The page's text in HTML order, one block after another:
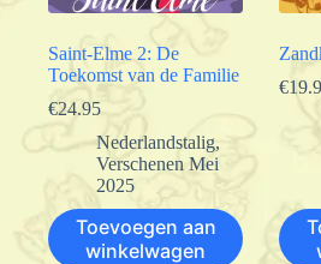
Saint-Elme 2: De
Toekomst van de Familie
€24.95
Nederlandstalig,
Verschenen Mei
2025
Toevoegen aan
winkelwagen
€